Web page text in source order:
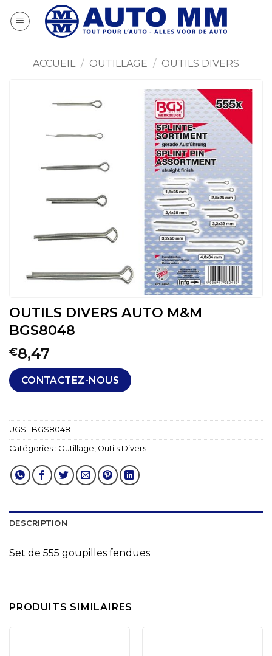
au
ACCUEIL / OUTILLAGE / OUTILS DIVERS
OUTILS DIVERS AUTO M&M
BGS8048
€8,47
CONTACTEZ-NOUS
UGS : BGS8048
Catégories : Outillage Outils Divers
DESCRIPTION
Set de 555 goupilles fendues
PRODUITS SIMILAIRES